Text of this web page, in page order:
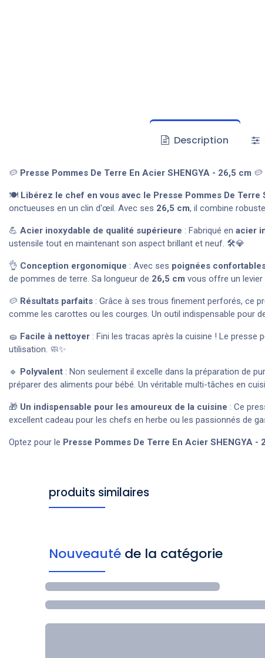
Description
🥔 Presse Pommes De Terre En Acier SHENGYA - 26,5 cm 🥔
🍽️ Libérez le chef en vous avec le Presse Pommes De Terre
onctueuses en un clin d'œil. Avec ses 26,5 cm, il combine
💪 Acier inoxydable de qualité supérieure : Fabriqué en acier
ustensile tout en maintenant son aspect brillant et neuf. 🛠️💎
👌 Conception ergonomique : Avec ses poignées
de pommes de terre. Sa longueur de 26,5 cm vous offre un
🥔 Résultats parfaits : Grâce à ses trous finement perforés, ce
comme les carottes ou les courges. Un outil indispensable pour
🧽 Facile à nettoyer : Fini les tracas après la cuisine ! Le presse
utilisation. 🧼✨
🔹 Polyvalent : Non seulement il excelle dans la préparation de
préparer des aliments pour bébé. Un véritable multi-tâches en
🎁 Un indispensable pour les amoureux de la cuisine : Ce
excellent cadeau pour les chefs en herbe ou les passionnés de
Optez pour le Presse Pommes De Terre En Acier SHENGYA -
produits similaires
Nouveauté de la catégorie